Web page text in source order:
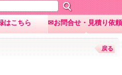
はこちら ✉お問合せ・見積り依頼
戻る